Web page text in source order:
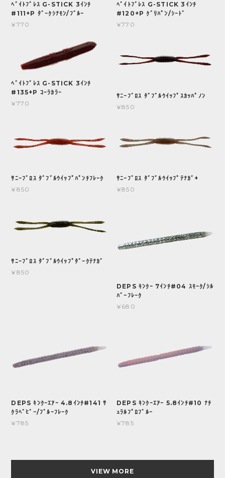
ﾍﾞｲﾄﾌﾞﾚｽ G-STICK 3ｲﾝﾁ
#111+P ﾀﾞｰｸｼﾅﾓﾝ/ﾌﾞﾙｰ
¥770
ﾍﾞｲﾄﾌﾞﾚｽ G-STICK 3ｲﾝﾁ
#120+P ｸﾞﾘﾊﾟﾝ/ｼｰﾄﾞ
¥770
ﾍﾞｲﾄﾌﾞﾚｽ G-STICK 3ｲﾝﾁ
#135+P ｺｰﾗｶﾗｰ
¥770
ｻﾆｰﾌﾞﾛｽ ﾀﾞﾌﾞﾙｳｲｯﾌﾟｽｶｯﾊﾟﾉﾝ
¥850
ｻﾆｰﾌﾞﾛｽ ﾀﾞﾌﾞﾙｳｲｯﾌﾟﾊﾟﾝﾁﾌﾚｰｸ
¥850
ｻﾆｰﾌﾞﾛｽ ﾀﾞﾌﾞﾙｳｲｯﾌﾟﾃﾅｶﾞ+
¥850
ｻﾆｰﾌﾞﾛｽ ﾀﾞﾌﾞﾙｳｲｯﾌﾟﾀﾞｰｸﾃﾅｶﾞ
¥850
DEPS ｷﾝｸｰ 7ｲﾝﾁ#04 ｽﾓｰｸ/ｼﾙ
ﾊﾞｰﾌﾚｰｸ
¥680
DEPS ｷﾝｸｰｴｱｰ 4.8ｲﾝﾁ#141 ｻ
ｸﾗﾍﾞﾋﾞｰ/ﾌﾞﾙｰﾌﾚｰｸ
¥785
DEPS ｷﾝｸｰｴｱｰ 5.8ｲﾝﾁ#10 ﾅﾁ
ｭﾗﾙﾌﾟﾛﾌﾞﾙｰ
¥785
VIEW MORE